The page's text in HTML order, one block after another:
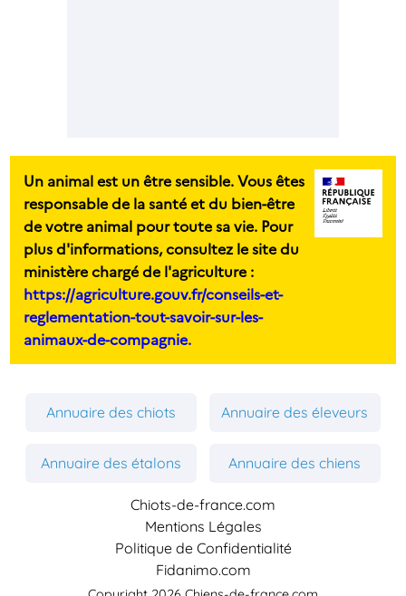
Un animal est un être sensible. Vous êtes
responsable de la santé et du bien-être
de votre animal pour toute sa vie. Pour
plus d'informations, consultez le site du
ministère chargé de l'agriculture :
https://agriculture.gouv.fr/conseils-et-
reglementation-tout-savoir-sur-les-
animaux-de-compagnie.
Annuaire des chiots Annuaire des éleveurs
Annuaire des étalons Annuaire des chiens
Chiots-de-france.com
Mentions Légales
Politique de Confidentialité
Fidanimo.com